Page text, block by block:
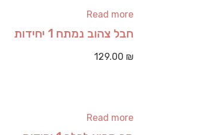
Read more
חבל צהוב נמתח 1 יחידות
129.00 ₪
Read more